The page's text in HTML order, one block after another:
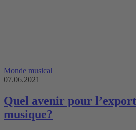
Monde musical
07.06.2021
Quel avenir pour
musique?